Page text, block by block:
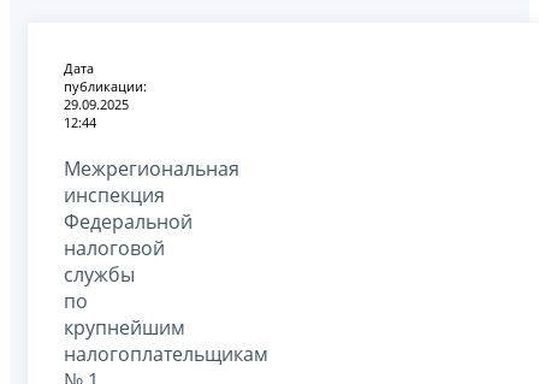
Дата
публикации:
29.09.2025
12:44
Межрегиональная
инспекция
Федеральной
налоговой
службы
по
крупнейшим
налогоплательщикам